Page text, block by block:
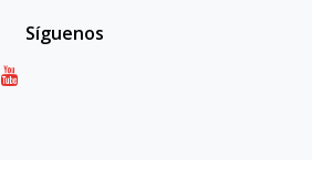
Síguenos